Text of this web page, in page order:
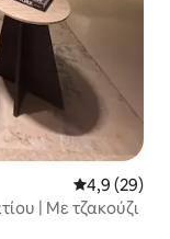
Μέση
4,9 (29)
| Με τζακούζι